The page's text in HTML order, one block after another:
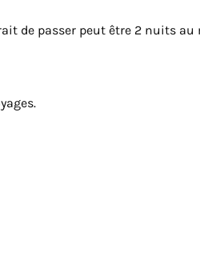
de passer peut être 2 nuits